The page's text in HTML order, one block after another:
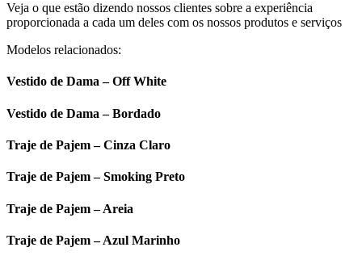
Veja o que estão dizendo nossos clientes sobre a experiência
proporcionada a cada um deles com os nossos produtos e serviços
Modelos relacionados:
Vestido de Dama – Off White
Vestido de Dama – Bordado
Traje de Pajem – Cinza Claro
Traje de Pajem – Smoking Preto
Traje de Pajem – Areia
Traje de Pajem – Azul Marinho